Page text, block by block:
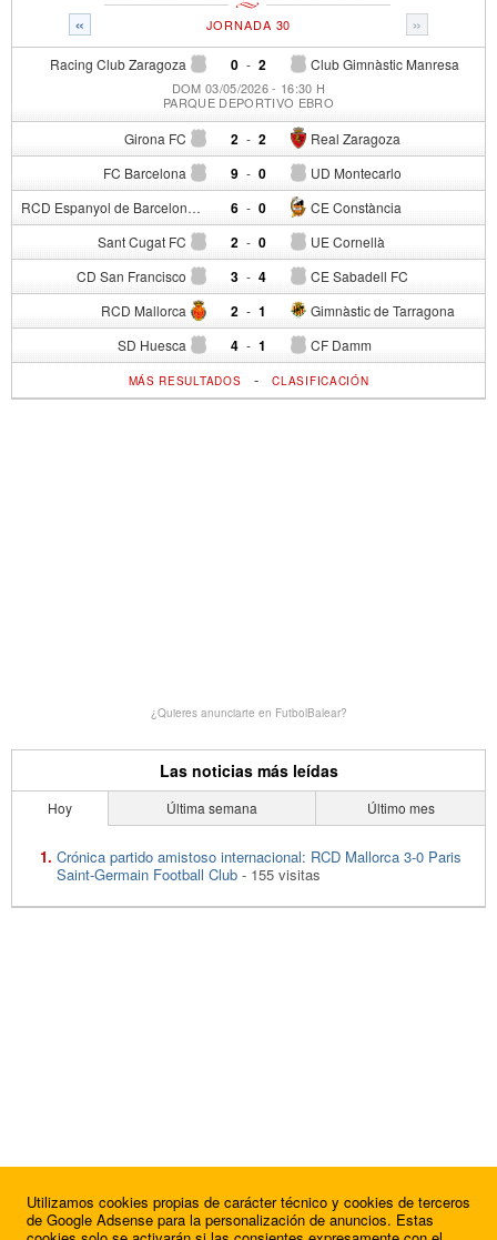
« »
JORNADA 30
Racing Club Zaragoza 0 - Club Gimnàstic Manresa
2
DOM 03/05/2026 - 16:30 H
PARQUE DEPORTIVO EBRO
Girona FC 2 - Real Zaragoza
2
FC Barcelona 9 - UD Montecarlo
0
RCD Espanyol de Barcelona 6 - CE Constància
0
Sant Cugat FC 2 - UE Cornellà
0
CD San Francisco 3 - CE Sabadell FC
4
RCD Mallorca 2 - Gimnàstic de Tarragona
1
SD Huesca 4 - CF Damm
1
MÁS RESULTADOS -CLASIFICACIÓN
¿Quieres anunciarte en FutbolBalear?
Las noticias más leídas
Hoy Última semana Último mes
Crónica partido amistoso internacional: RCD Mallorca 3-0 Paris
Saint-Germain Football Club - 155 visitas
Utilizamos cookies propias de carácter técnico y cookies de terceros
de Google Adsense para la personalización de anuncios. Estas